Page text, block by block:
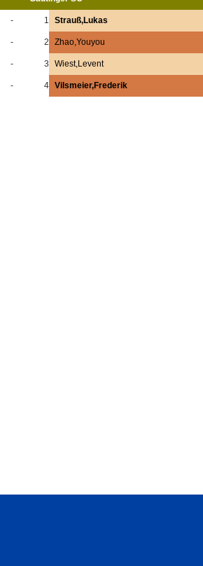
- 1 Strauß,Lukas
- 2 Zhao,Youyou
- 3 Wiest,Levent
- 4 Vilsmeier,Frederik